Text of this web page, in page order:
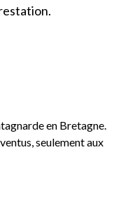
en Bretagne.
seulement aux